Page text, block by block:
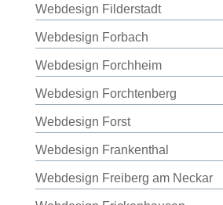
Webdesign Filderstadt
Webdesign Forbach
Webdesign Forchheim
Webdesign Forchtenberg
Webdesign Forst
Webdesign Frankenthal
Webdesign Freiberg am Neckar